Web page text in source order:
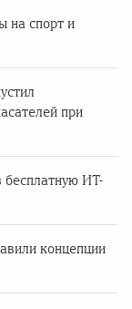
на спорт и
при
бесплатную ИТ-
концепции